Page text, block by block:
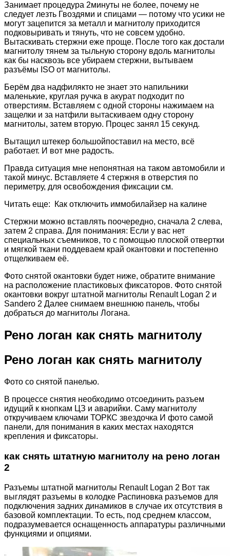
Занимает процедура 2минуты не более, почему не
следует лезть Гвоздями и спицами — потому что усики не
могут зацепится за металл и магнитолу приходится
подковыривать и тянуть, что не совсем удобно.
Вытаскивать стержни еже проще. После того как достали
магнитолу тянем за тыльную сторону вдоль магнитолы
как бы насквозь все убираем стержни, вытываем
разъёмы ISO от магнитолы.
Берём два надфилякто не знает это напильники
маленькие, круглая ручка в акурат подходит по
отверстиям. Вставляем с одной стороны нажимаем на
защелки и за натфили вытаскиваем одну сторону
магнитолы, затем вторую. Процес занял 15 секунд.
Вытащил штекер большойпоставил на место, всё
работает. И вот мне радость.
Правда ситуация мне непонятная на таком автомобили и
такой минус. Вставляете 4 стержня в отверстия по
периметру, для освобождения фиксации см.
Читать еще: Как отключить иммобилайзер на калине
Стержни можно вставлять поочередно, сначала 2 слева,
затем 2 справа. Для понимания: Если у вас нет
специальных съемников, то с помощью плоской отвертки
и мягкой ткани поддеваем край окантовки и постепенно
отщелкиваем её.
Фото снятой окантовки будет ниже, обратите внимание
на расположение пластиковых фиксаторов. Фото снятой
окантовки вокруг штатной магнитолы Renault Logan 2 и
Sandero 2 Далее снимаем внешнюю панель, чтобы
добраться до магнитолы Логана.
Рено логан как снять магнитолу
Рено логан как снять магнитолу
Фото со снятой панелью.
В процессе снятия необходимо отсоединить разъем
идущий к кнопкам ЦЗ и аварийки. Саму магнитолу
откручиваем ключами ТОРКС звездочка И фото самой
панели, для понимания в каких местах находятся
крепления и фиксаторы.
как снять штатную магнитолу на рено логан
2
Разъемы штатной магнитолы Renault Logan 2 Вот так
выглядят разъемы в колодке Распиновка разъемов для
подключения задних динамиков в случае их отсутствия в
базовой комплектации. То есть, под среднем классом,
подразумевается оснащенность аппаратуры различными
функциями и опциями.